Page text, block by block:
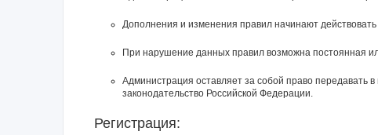
Дополнения и изменения правил начинают
При нарушение данных правил возможна постоянная
Администрация оставляет за собой право
законодательство Российской Федерации.
Регистрация: